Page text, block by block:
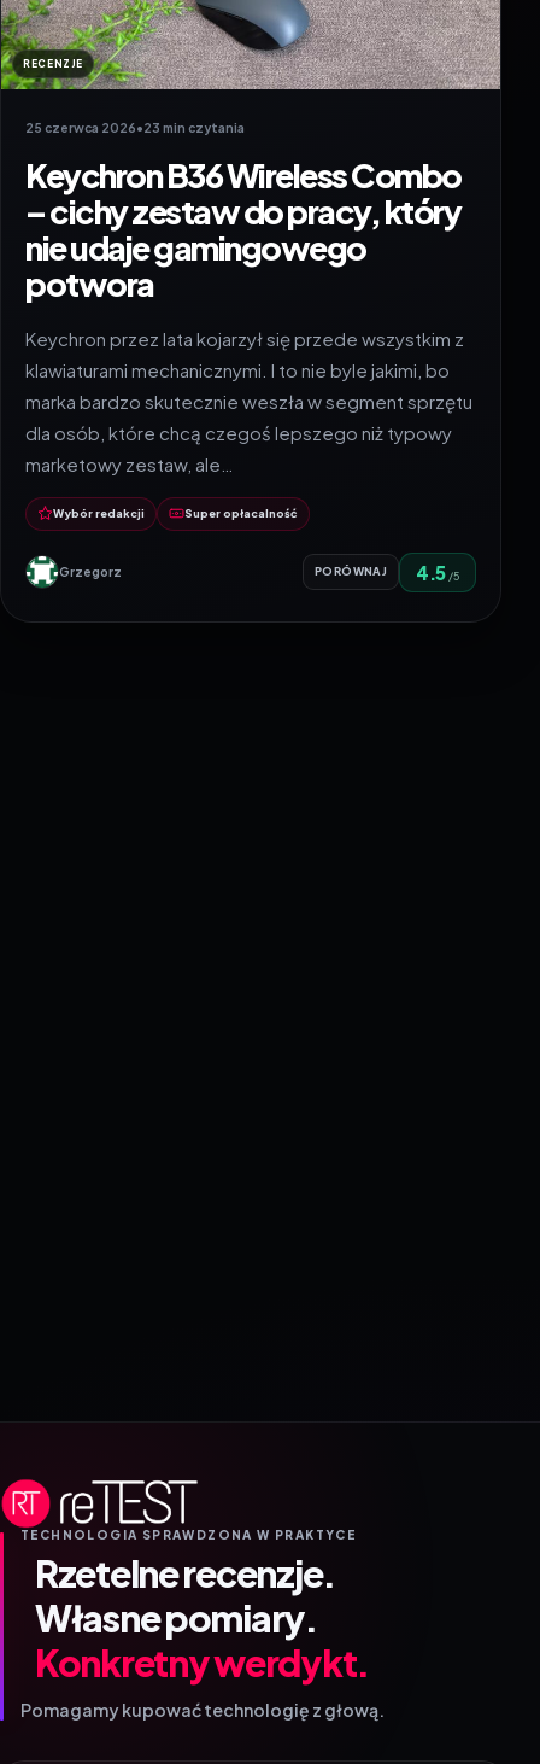
RECENZJE
25 czerwca 2026•23 min czytania
Keychron B36 Wireless Combo
– cichy zestaw do pracy, który
nie udaje gamingowego
potwora
Keychron przez lata kojarzył się przede wszystkim z
klawiaturami mechanicznymi. I to nie byle jakimi, bo
marka bardzo skutecznie weszła w segment sprzętu
dla osób, które chcą czegoś lepszego niż typowy
marketowy zestaw, ale…
Wybór redakcji Super opłacalność
Grzegorz PORÓWNAJ 4.5 /5
TECHNOLOGIA SPRAWDZONA W PRAKTYCE
Rzetelne recenzje.
Własne pomiary.
Konkretny werdykt.
Pomagamy kupować technologię z głową.